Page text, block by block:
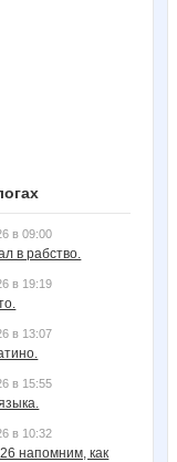
в 09:00
в рабство.
в 19:19
в 13:07
в 15:55
в 10:32
напомним, как